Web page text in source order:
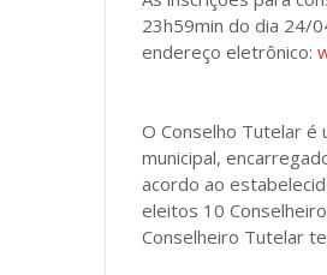
23h59min do dia 24/
endereço eletrônico:
O Conselho Tutelar é
municipal,
acordo ao
eleitos 10
Conselheiro Tutelar